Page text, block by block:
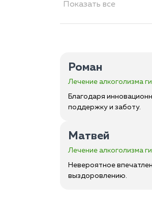
Показать все
Роман
Лечение алкоголизма
Благодаря
поддержку и заботу.
Матвей
Лечение алкоголизма
Невероятное
выздоровлению.